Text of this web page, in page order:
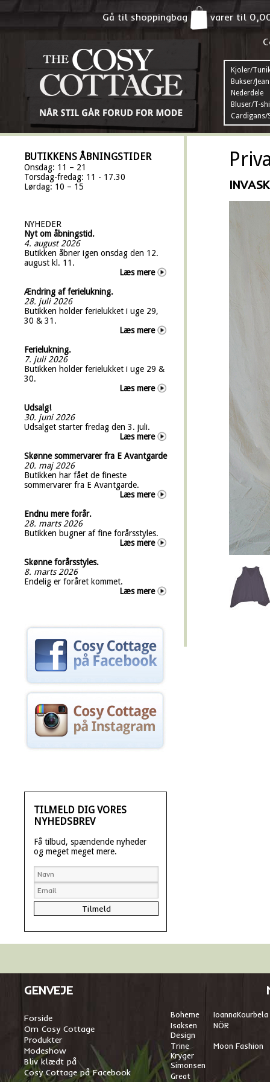
Gå til shoppingbag varer til
Kjoler/
Bukser/
Nederdele
Bluser/T-
Cardigans/
BUTIKKENS ÅBNINGSTIDER
Onsdag: 11 – 21
Torsdag-fredag: 11 - 17.30
Lørdag: 10 – 15
NYHEDER
Nyt om åbningstid.
4. august 2026
Butikken åbner igen onsdag den 12.
august kl. 11.
Læs mere
Ændring af ferielukning.
28. juli 2026
Butikken holder ferielukket i uge 29,
30 & 31.
Læs mere
Ferielukning.
7. juli 2026
Butikken holder ferielukket i uge 29 &
30.
Læs mere
Udsalg!
30. juni 2026
Udsalget starter fredag den 3. juli.
Læs mere
Skønne sommervarer fra E Avantgarde
20. maj 2026
Butikken har fået de fineste
sommervarer fra E Avantgarde.
Læs mere
Endnu mere forår.
28. marts 2026
Butikken bugner af fine forårsstyles.
Læs mere
Skønne forårsstyles.
8. marts 2026
Endelig er foråret kommet.
Læs mere
TILMELD DIG VORES
NYHEDSBREV
Få tilbud, spændende nyheder
og meget meget mere.
GENVEJE
Forside
Om Cosy Cottage
Produkter
Modeshow
Bliv klædt på
Cosy Cottage på Facebook
Boheme IoannaKourbela
Isaksen
Design
NÖR
Trine
Kryger
Simonsen
Moon Fashion
Great